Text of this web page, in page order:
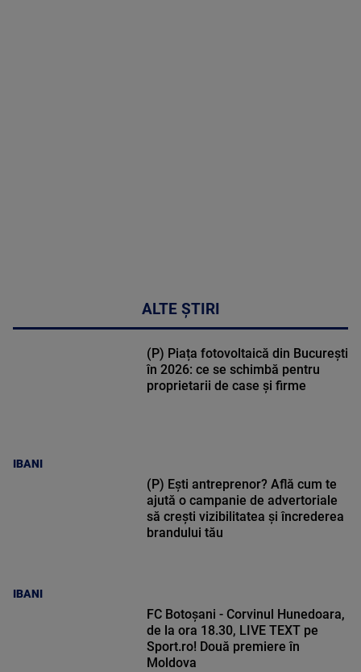
ALTE ȘTIRI
IBANI
(P) Piața fotovoltaică din București
în 2026: ce se schimbă pentru
proprietarii de case și firme
IBANI
(P) Ești antreprenor? Află cum te
ajută o campanie de advertoriale
să crești vizibilitatea și încrederea
brandului tău
FC Botoșani - Corvinul Hunedoara,
de la ora 18.30, LIVE TEXT pe
Sport.ro! Două premiere în
Moldova